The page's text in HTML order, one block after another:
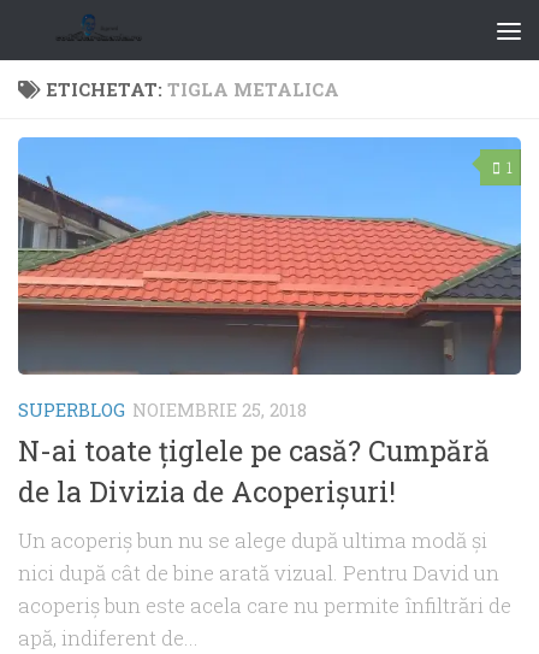
ETICHETAT: TIGLA METALICA
1
SUPERBLOG NOIEMBRIE 25, 2018
N-ai toate ţiglele pe casă? Cumpără
de la Divizia de Acoperişuri!
Un acoperiş bun nu se alege după ultima modă şi
nici după cât de bine arată vizual. Pentru David un
acoperiş bun este acela care nu permite înfiltrări de
apă, indiferent de...